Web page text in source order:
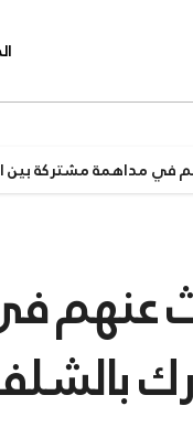
في مداهمة مشتركة بين
عنهم